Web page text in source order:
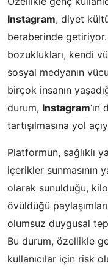
Instagram, diyet
beraberinde getiriyor.
bozuklukları, kendi
sosyal medyanın
birçok insanın
durum, Instagram
tartışılmasına yol
Platformun, sağlıklı
içerikler sunmasının
olarak sunulduğu, kilo
övüldüğü
olumsuz duygusal
Bu durum, özellikle
kullanıcılar için risk